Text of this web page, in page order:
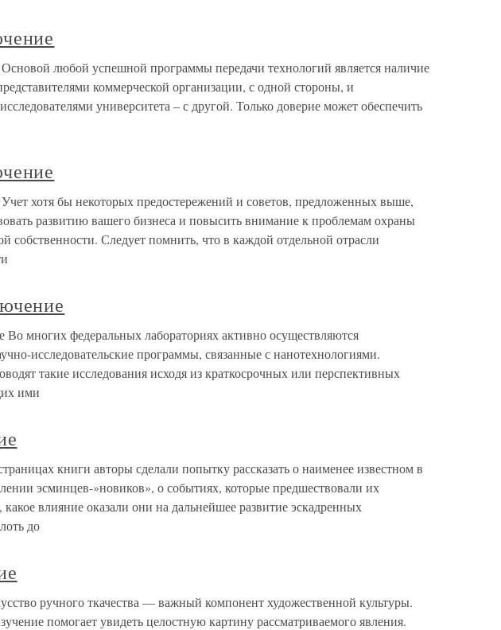
любой успешной программы передачи технологий является наличие
коммерческой организации, с одной стороны, и
университета – с другой. Только доверие может обеспечить
хотя бы некоторых предостережений и советов, предложенных выше,
развитию вашего бизнеса и повысить внимание к проблемам охраны
собственности. Следует помнить, что в каждой отдельной отрасли
Во многих федеральных лабораториях активно осуществляются
исследовательские программы, связанные с нанотехнологиями.
такие исследования исходя из краткосрочных или перспективных
ими
книги авторы сделали попытку рассказать о наименее известном в
эсминцев-»новиков», о событиях, которые предшествовали их
влияние оказали они на дальнейшее развитие эскадренных
до
ручного ткачества — важный компонент художественной культуры.
помогает увидеть целостную картину рассматриваемого явления.